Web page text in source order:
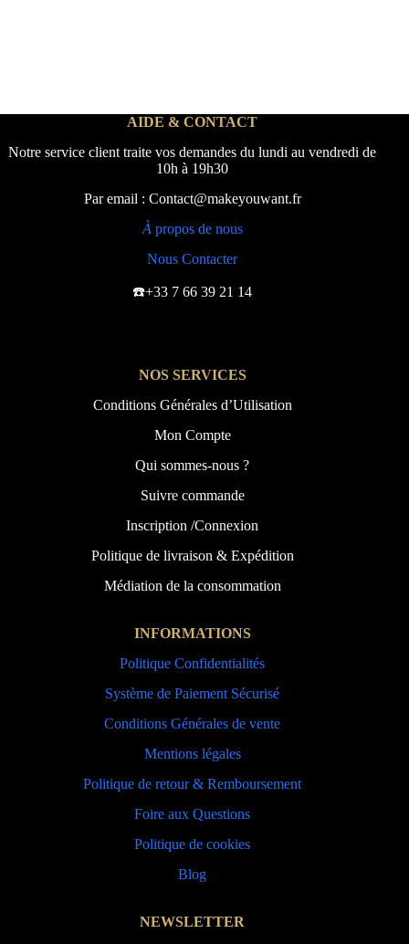
AIDE & CONTACT
Notre service client traite vos demandes du lundi au vendredi de
10h à 19h30
Par email : Contact@makeyouwant.fr
À propos de nous
Nous Contacter
☎️+33 7 66 39 21 14
NOS SERVICES
Conditions Générales d’Utilisation
Mon Compte
Qui sommes-nous ?
Suivre commande
Inscription /Connexion
Politique de livraison & Expédition
Médiation de la consommation
INFORMATIONS
Politique Confidentialités
Système de Paiement Sécurisé
Conditions Générales de vente
Mentions légales
Politique de retour & Remboursement
Foire aux Questions
Politique de cookies
Blog
NEWSLETTER